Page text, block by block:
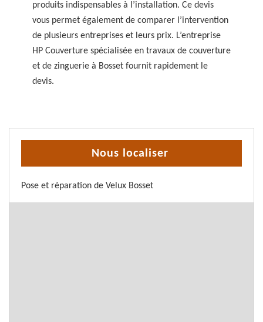
produits indispensables à l’installation. Ce devis
vous permet également de comparer l’intervention
de plusieurs entreprises et leurs prix. L’entreprise
HP Couverture spécialisée en travaux de couverture
et de zinguerie à Bosset fournit rapidement le
devis.
Nous localiser
Pose et réparation de Velux Bosset